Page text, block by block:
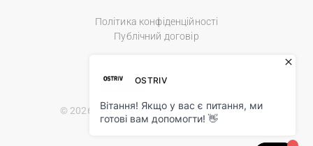
Політика конфіденційності
Публічний договір
© 2026 Ostriv.ua Store. All Rights Reserved.